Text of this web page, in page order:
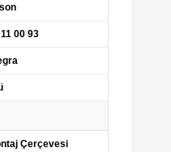
00 93
Çerçevesi